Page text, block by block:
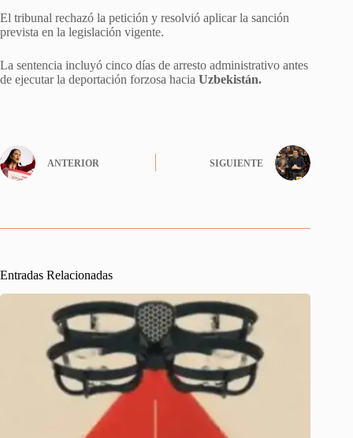
El tribunal rechazó la petición y resolvió aplicar la sanción
prevista en la legislación vigente.
La sentencia incluyó cinco días de arresto administrativo antes
de ejecutar la deportación forzosa hacia Uzbekistán.
ANTERIOR SIGUIENTE
Entradas Relacionadas